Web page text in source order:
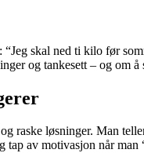
skal ned ti kilo før
og tankesett – og om
raske løsninger. Man
tap av motivasjon når man